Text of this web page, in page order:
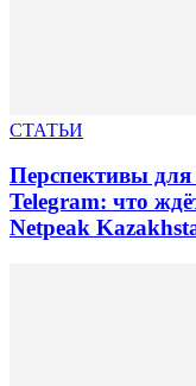
СТАТЬИ
Перспективы для
Telegram: что
Netpeak